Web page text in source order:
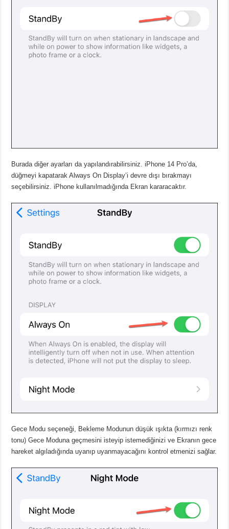
Burada diğer ayarları da yapılandırabilirsiniz. iPhone 14 Pro’da,
düğmeyi kapatarak Always On Display’i devre dışı bırakmayı
seçebilirsiniz. iPhone kullanılmadığında Ekran kararacaktır.
Gece Modu seçeneği, Bekleme Modunun düşük ışıkta (kırmızı renk
tonu) Gece Moduna geçmesini isteyip istemediğinizi ve Ekranın gece
hareket algıladığında uyanıp uyanmayacağını kontrol etmenizi sağlar.